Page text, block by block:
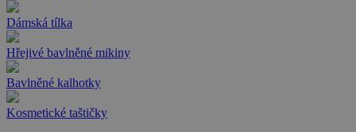
Dámská tílka
Hřejivé bavlněné mikiny
Bavlněné kalhotky
Kosmetické taštičky